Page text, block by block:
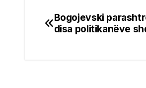
Post
Bogojevski
disa politikanëve